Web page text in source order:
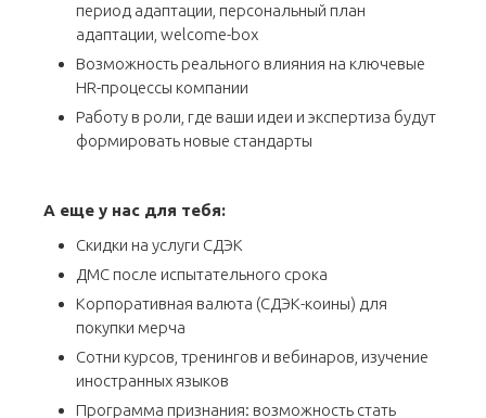
период адаптации, персональный план
адаптации, welcome-box
Возможность реального влияния на ключевые
HR-процессы компании
Работу в роли, где ваши идеи и экспертиза будут
формировать новые стандарты
А еще у нас для тебя:
Скидки на услуги СДЭК
ДМС после испытательного срока
Корпоративная валюта (СДЭК-коины) для
покупки мерча
Сотни курсов, тренингов и вебинаров, изучение
иностранных языков
Программа признания: возможность стать